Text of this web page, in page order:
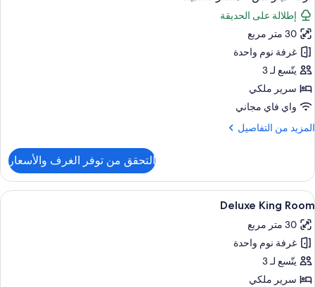
جميع
صور
غرفة
ديلوكس
-
منظر
للحديقة
إطلالة على الحديقة
30 متر مربع
غرفة نوم واحدة
يتّسع لـ 3
سرير ملكي
واي فاي مجاني
المزيد من التفاصيل
المزيد
غرفة
ديلوكس
-
للحديقة
التحقق من توفر الغرف والأسعار
استعراض
جميع
صور
Deluxe
King
Room
أغطية فراش متميزة وميني بار وخزنة
5
Deluxe King Room
30 متر مربع
غرفة نوم واحدة
يتّسع لـ 3
سرير ملكي